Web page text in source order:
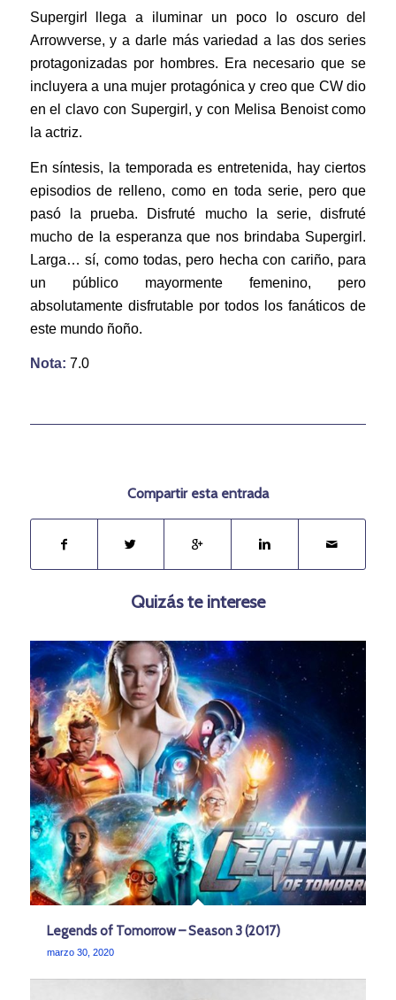
Supergirl llega a iluminar un poco lo oscuro del
Arrowverse, y a darle más variedad a las dos series
protagonizadas por hombres. Era necesario que se
incluyera a una mujer protagónica y creo que CW dio
en el clavo con Supergirl, y con Melisa Benoist como
la actriz.
En síntesis, la temporada es entretenida, hay ciertos
episodios de relleno, como en toda serie, pero que
pasó la prueba. Disfruté mucho la serie, disfruté
mucho de la esperanza que nos brindaba Supergirl.
Larga… sí, como todas, pero hecha con cariño, para
un público mayormente femenino, pero
absolutamente disfrutable por todos los fanáticos de
este mundo ñoño.
Nota: 7.0
Compartir esta entrada
Quizás te interese
Legends of Tomorrow – Season 3 (2017)
marzo 30, 2020